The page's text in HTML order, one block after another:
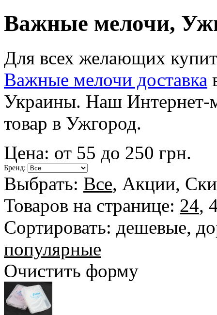
Важные мелочи,
Для всех желающих
Важные мелочи доставка
Украины. Наш Интернет-
товар в Ужгород.
Цена: от 55 до 250 грн.
Бренд:
Выбрать: Все, Акции,
Товаров на странице: 24,
Сортировать: дешевые,
популярные
Очистить форму